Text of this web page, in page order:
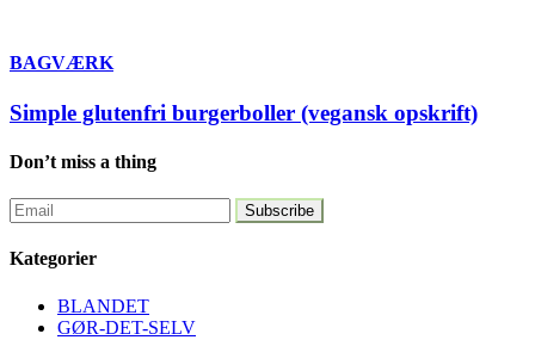
BAGVÆRK
Simple glutenfri burgerboller (vegansk opskrift)
Don’t miss a thing
Kategorier
BLANDET
GØR-DET-SELV